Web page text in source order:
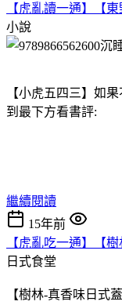
【虎亂讀一通】【
小說
【小虎五四三】如
到最下方看書評:
繼續閱讀
15年前
【虎亂吃一通】【
日式食堂
【樹林-真香味日